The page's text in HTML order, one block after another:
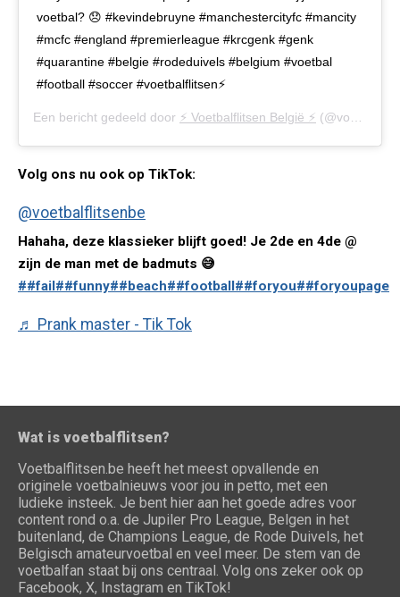
voetbal? 😞 #kevindebruyne #manchestercityfc #mancity
#mcfc #england #premierleague #krcgenk #genk
#quarantine #belgie #rodeduivels #belgium #voetbal
#football #soccer #voetbalflitsen⚡️
Een bericht gedeeld door ⚡️ Voetbalflitsen België ⚡️ (@voetbalflitsen.be) op
Volg ons nu ook op TikTok:
@voetbalflitsenbe
Hahaha, deze klassieker blijft goed! Je 2de en 4de @
zijn de man met de badmuts 😅
##fail##funny##beach##football##foryou##foryoupage
♬ Prank master - Tik Tok
Wat is voetbalflitsen?
Voetbalflitsen.be heeft het meest opvallende en
originele voetbalnieuws voor jou in petto, met een
ludieke insteek. Je bent hier aan het goede adres voor
content rond o.a. de Jupiler Pro League, Belgen in het
buitenland, de Champions League, de Rode Duivels, het
Belgisch amateurvoetbal en veel meer. De stem van de
voetbalfan staat bij ons centraal. Volg ons zeker ook op
Facebook, X, Instagram en TikTok!